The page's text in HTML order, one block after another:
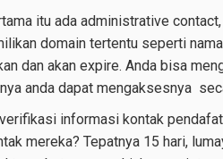
itu ada administrative
domain tertentu seperti
dan akan expire. Anda bisa
anda dapat mengaksesnya
informasi kontak
mereka? Tepatnya 15 hari,